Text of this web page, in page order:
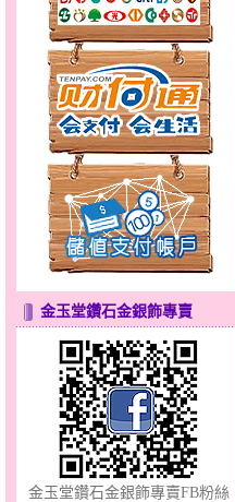
天真Rody～金銀鋼套鍊
幸福洋溢～金銀鋼套鍊
金玉堂鑽石金銀飾專賣
金玉堂鑽石金銀飾專賣FB粉絲